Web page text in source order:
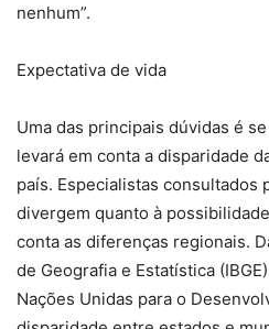
nenhum”.
Expectativa de vida
Uma das principais dúvidas é
levará em conta a disparidade
país. Especialistas consultados
divergem quanto à
conta as diferenças regionais.
de Geografia e Estatística
Nações Unidas para o